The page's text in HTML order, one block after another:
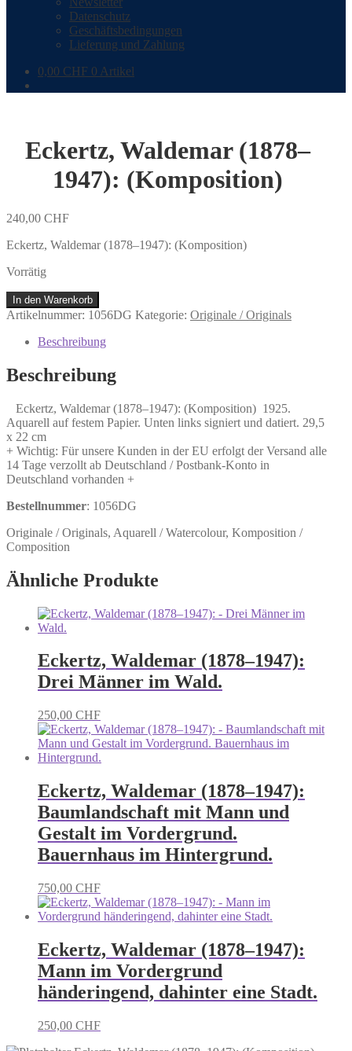
Datenschutz
Geschäftsbedingungen
Lieferung und Zahlung
0,00 CHF 0 Artikel
Eckertz, Waldemar (1878–
1947): (Komposition)
240,00 CHF
Eckertz, Waldemar (1878–1947): (Komposition)
Vorrätig
Eckertz,
Waldemar
1947):
Menge
In den Warenkorb
Artikelnummer: 1056DG Kategorie: Originale / Originals
Beschreibung
Beschreibung
Eckertz, Waldemar (1878–1947): (Komposition) 1925.
Aquarell auf festem Papier. Unten links signiert und datiert. 29,5
x 22 cm
+ Wichtig: Für unsere Kunden in der EU erfolgt der Versand alle
14 Tage verzollt ab Deutschland / Postbank-Konto in
Deutschland vorhanden +
Bestellnummer: 1056DG
Originale / Originals, Aquarell / Watercolour, Komposition /
Composition
Ähnliche Produkte
Eckertz, Waldemar (1878–1947):
Drei Männer im Wald.
250,00 CHF
Eckertz, Waldemar (1878–1947):
Baumlandschaft mit Mann und
Gestalt im Vordergrund.
Bauernhaus im Hintergrund.
750,00 CHF
Eckertz, Waldemar (1878–1947):
Mann im Vordergrund
händeringend, dahinter eine Stadt.
250,00 CHF